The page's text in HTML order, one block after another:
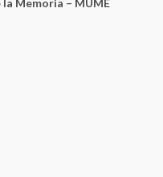
Memoria – MUME